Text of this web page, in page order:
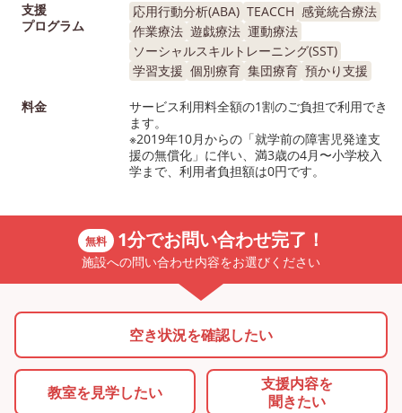
支援
プログラム
応用行動分析(ABA) TEACCH 感覚統合療法
作業療法 遊戯療法 運動療法
ソーシャルスキルトレーニング(SST)
学習支援 個別療育 集団療育 預かり支援
料金
サービス利用料全額の1割のご負担で利用でき
ます。
※2019年10月からの「就学前の障害児発達支
援の無償化」に伴い、満3歳の4月〜小学校入
学まで、利用者負担額は0円です。
無料 1分でお問い合わせ完了！
施設への問い合わせ内容をお選びください
空き状況を確認したい
教室を見学したい
支援内容を
聞きたい